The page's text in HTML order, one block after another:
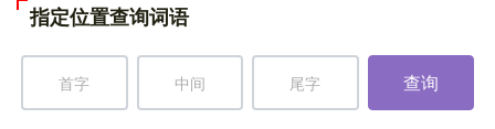
指定位置查询词语
查询